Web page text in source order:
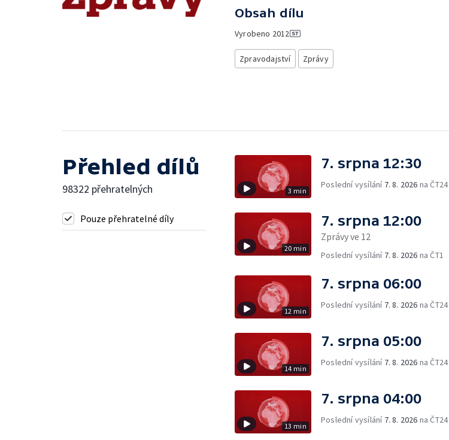
Obsah dílu
Vyrobeno 2012
Zpravodajství Zprávy
Přehled dílů
98322 přehratelných
Pouze přehratelné díly
3 min
7. srpna 12:30
Poslední vysílání 7. 8. 2026 na ČT24
20 min
7. srpna 12:00
Zprávy ve 12
Poslední vysílání 7. 8. 2026 na ČT1
12 min
7. srpna 06:00
Poslední vysílání 7. 8. 2026 na ČT24
14 min
7. srpna 05:00
Poslední vysílání 7. 8. 2026 na ČT24
13 min
7. srpna 04:00
Poslední vysílání 7. 8. 2026 na ČT24